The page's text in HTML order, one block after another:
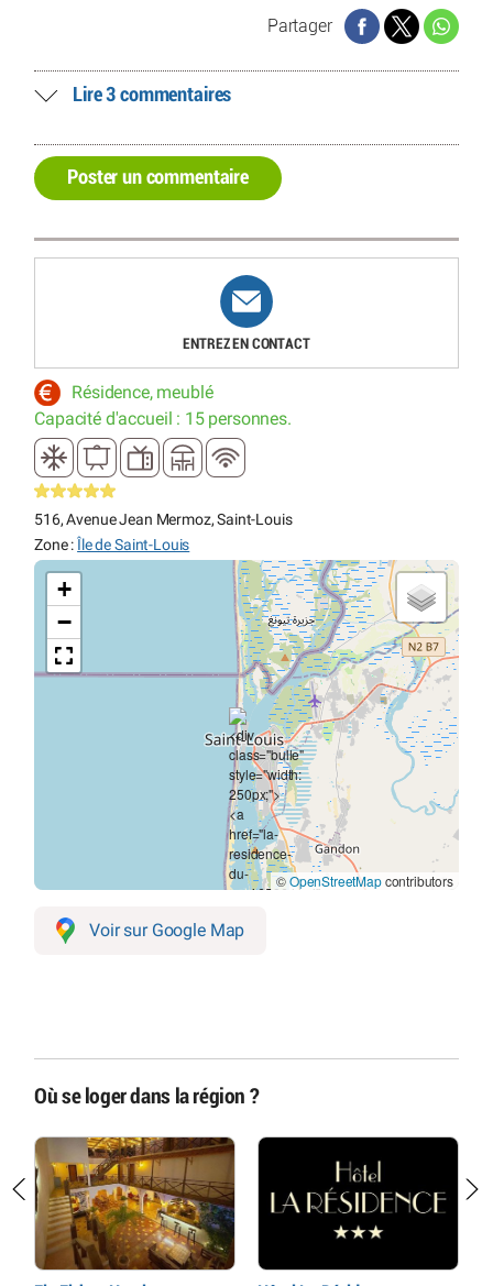
Partager
Lire 3 commentaires
Poster un commentaire
ENTREZ EN CONTACT
Résidence, meublé
Capacité d'accueil : 15 personnes.
516, Avenue Jean Mermoz, Saint-Louis
Zone :Île de Saint-Louis
+
−
©OpenStreetMapcontributors
Voir sur Google Map
Où se loger dans la région ?